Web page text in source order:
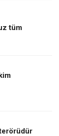
tüm